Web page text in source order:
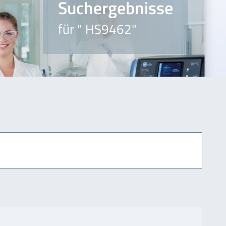
Suchergebnisse
für " HS9462"